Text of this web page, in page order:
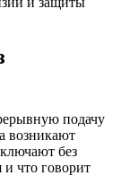
подачу
возникают
без
что говорит